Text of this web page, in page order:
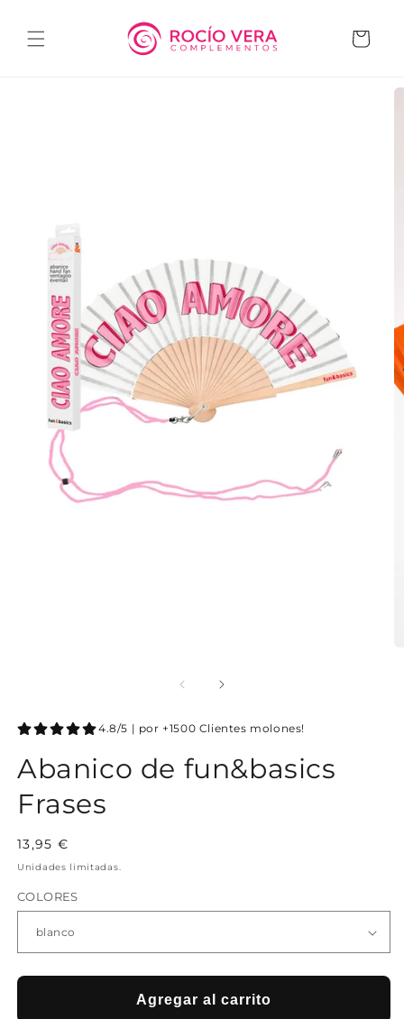
al contenido
Carrito
4.8/5 | por +1500 Clientes molones!
Abanico de fun&basics
Frases
Precio
habitual
13,95 €
Unidades limitadas.
COLORES
Agregar al carrito